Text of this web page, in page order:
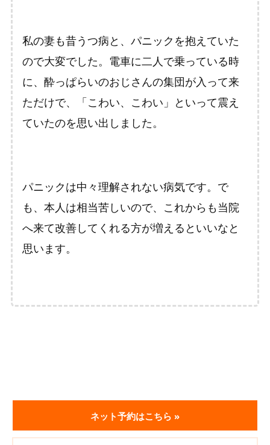
私の妻も昔うつ病と、パニックを抱えていた
ので大変でした。電車に二人で乗っている時
に、酔っぱらいのおじさんの集団が入って来
ただけで、「こわい、こわい」といって震え
ていたのを思い出しました。
パニックは中々理解されない病気です。で
も、本人は相当苦しいので、これからも当院
へ来て改善してくれる方が増えるといいなと
思います。
ネット予約はこちら »